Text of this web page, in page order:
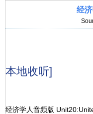
经
本地收听]
经济学人音频版